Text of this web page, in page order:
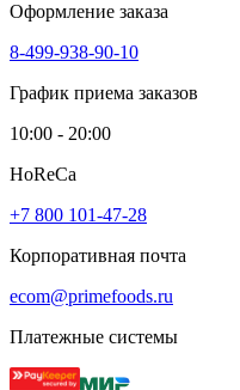
Оформление заказа
8-499-938-90-10
График приема заказов
10:00 - 20:00
HoReCa
+7 800 101-47-28
Корпоративная почта
ecom@primefoods.ru
Платежные системы